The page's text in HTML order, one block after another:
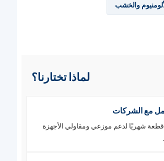
والخشب
لماذا تختارنا؟
مع الشركات
إنتاج موثوق به يبلغ 50000 قطعة شهريًا لدعم موزعي ومقاولي الأجهزة